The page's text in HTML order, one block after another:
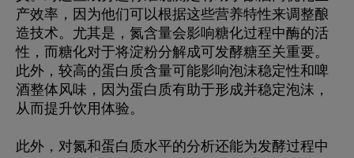
产效率，因为他们可以根据这些营养特性来调整酿
造技术。尤其是，氮含量会影响糖化过程中酶的活
性，而糖化对于将淀粉分解成可发酵糖至关重要。
此外，较高的蛋白质含量可能影响泡沫稳定性和啤
酒整体风味，因为蛋白质有助于形成并稳定泡沫，
从而提升饮用体验。
此外，对氮和蛋白质水平的分析还能为发酵过程中